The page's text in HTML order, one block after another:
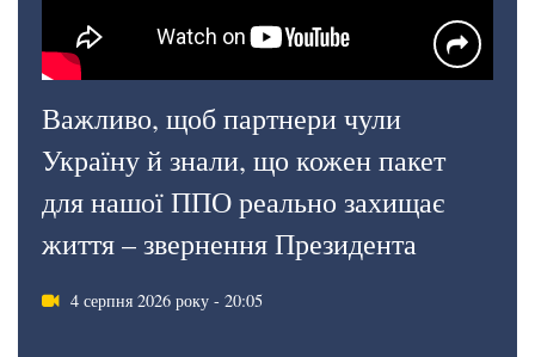
Важливо, щоб партнери чули
Україну й знали, що кожен пакет
для нашої ППО реально захищає
життя – звернення Президента
4 серпня 2026 року - 20:05